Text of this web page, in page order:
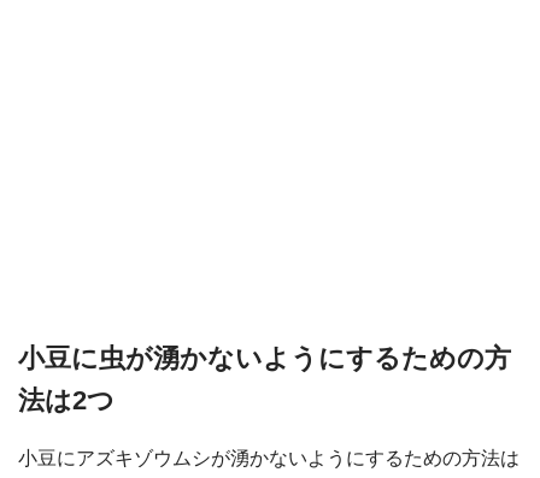
小豆に虫が湧かないようにするための方
法は2つ
小豆にアズキゾウムシが湧かないようにするための方法は